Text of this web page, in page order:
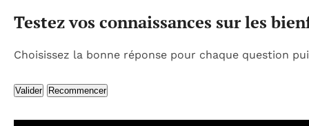
Testez vos connaissances sur les
Choisissez la bonne réponse pour chaque question
Valider Recommencer